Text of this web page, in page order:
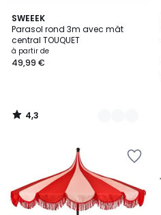
SWEEEK
Parasol rond 3m avec mât
central TOUQUET
à partir de
49,99 €
4,3
/ 5
8
Couleurs
4,3
/